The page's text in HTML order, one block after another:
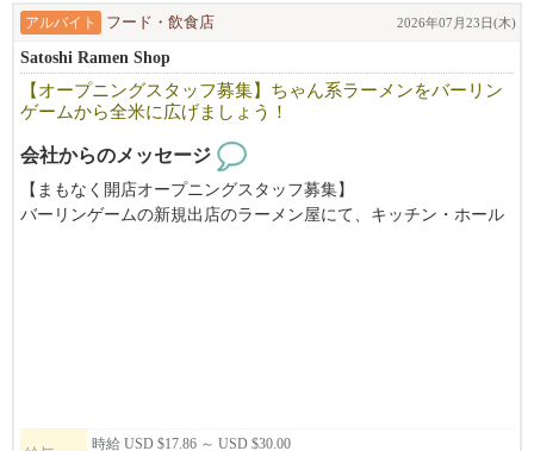
of a Japanese-style garden in the heart of San Francisco’s Golden Gate P
ark.
Originally created as a “Japanese Village”
Feel free to call 415-516-1423 (Tak Matsuba)
アルバイト フード・飲食店 2026年07月23日(木)
Satoshi Ramen Shop
【オープニングスタッフ募集】ちゃん系ラーメンをバーリン
ゲームから全米に広げましょう！
会社からのメッセージ
【まもなく開店オープニングスタッフ募集】
バーリンゲームの新規出店のラーメン屋にて、キッチン・ホール
時給 USD $17.86 ～ USD $30.00